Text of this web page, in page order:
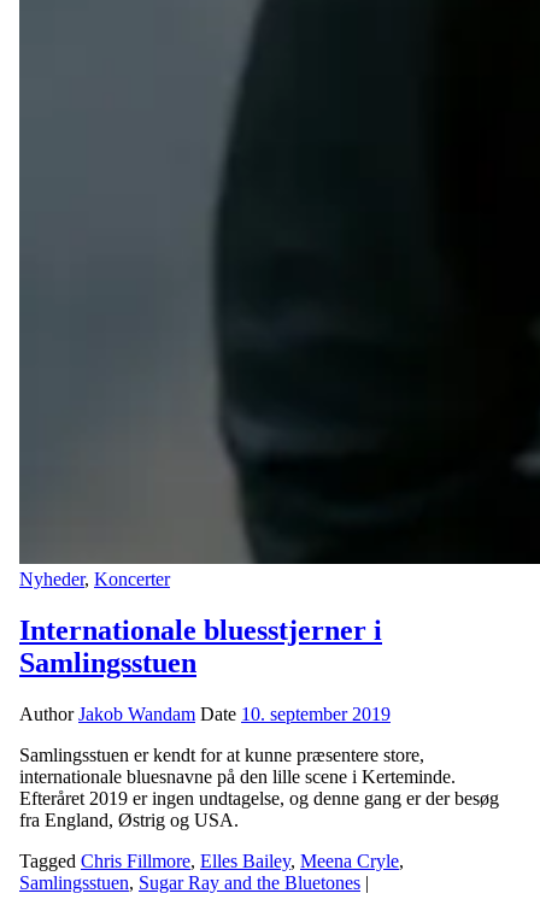
Nyheder, Koncerter
Internationale bluesstjerner i
Samlingsstuen
AuthorJakob Wandam Date 10. september 2019
Samlingsstuen er kendt for at kunne præsentere store,
internationale bluesnavne på den lille scene i Kerteminde.
Efteråret 2019 er ingen undtagelse, og denne gang er der besøg
fra England, Østrig og USA.
Tagged Chris Fillmore, Elles Bailey, Meena Cryle,
Samlingsstuen, Sugar Ray and the Bluetones |